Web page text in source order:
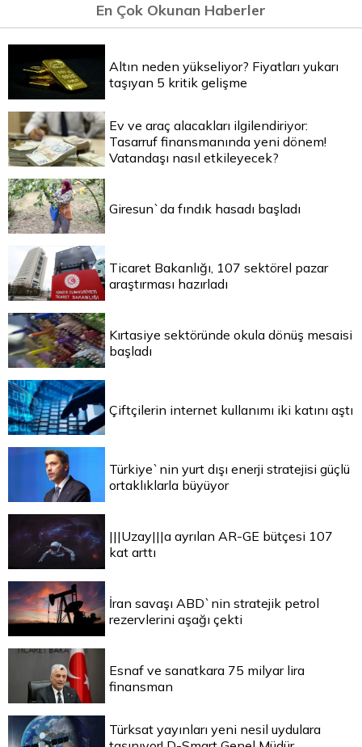
En Çok Okunan Haberler
Altın neden yükseliyor? Fiyatları yukarı
taşıyan 5 kritik gelişme
Ev ve araç alacakları ilgilendiriyor:
Tasarruf finansmanında yeni dönem!
Vatandaşı nasıl etkileyecek?
Giresun`da fındık hasadı başladı
Ticaret Bakanlığı, 107 sektörel pazar
araştırması hazırladı
Kırtasiye sektöründe okula dönüş mesaisi
başladı
Çiftçilerin internet kullanımı iki katını aştı
Türkiye`nin yurt dışı enerji stratejisi güçlü
ortaklıklarla büyüyor
|||Uzay|||a ayrılan AR-GE bütçesi 107
kat arttı
İran savaşı ABD`nin stratejik petrol
rezervlerini aşağı çekti
Esnaf ve sanatkara 75 milyar lira
finansman
Türksat yayınları yeni nesil uydulara